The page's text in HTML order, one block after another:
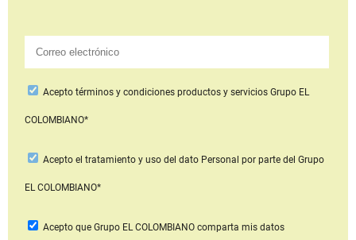
Aceptotérminos y condiciones productos y serviciosGrupo EL
COLOMBIANO*
Acepto el tratamiento y uso del dato Personal por parte del Grupo
EL COLOMBIANO*
Acepto que Grupo EL COLOMBIANOcomparta mis datos